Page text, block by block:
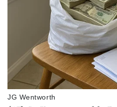
Lịch thi đấu bóng đá
Thế giới thể thao
eSports
Hậu trường